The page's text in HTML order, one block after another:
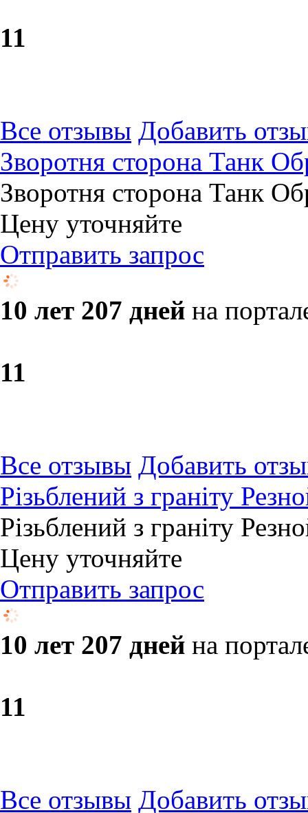
11
Все отзывы Добавить
Зворотня сторона Танк
Зворотня сторона Танк
Цену уточняйте
Отправить запрос
10 лет 207 дней на
11
Все отзывы Добавить
Різьблений з граніту
Різьблений з граніту
Цену уточняйте
Отправить запрос
10 лет 207 дней на
11
Все отзывы Добавить